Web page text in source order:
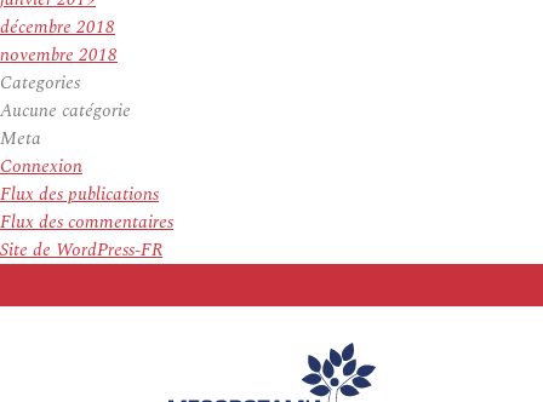
décembre 2018
novembre 2018
Categories
Aucune catégorie
Meta
Connexion
Flux des publications
Flux des commentaires
Site de WordPress-FR